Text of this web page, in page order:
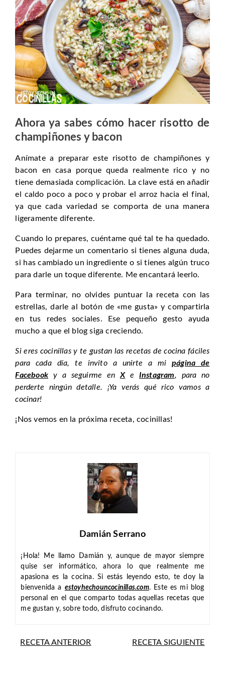
Ahora ya sabes cómo hacer risotto de
champiñones y bacon
Anímate a preparar este risotto de champiñones y
bacon en casa porque queda realmente rico y no
tiene demasiada complicación. La clave está en añadir
el caldo poco a poco y probar el arroz hacia el final,
ya que cada variedad se comporta de una manera
ligeramente diferente.
Cuando lo prepares, cuéntame qué tal te ha quedado.
Puedes dejarme un comentario si tienes alguna duda,
si has cambiado un ingrediente o si tienes algún truco
para darle un toque diferente. Me encantará leerlo.
Para terminar, no olvides puntuar la receta con las
estrellas, darle al botón de «me gusta» y compartirla
en tus redes sociales. Ese pequeño gesto ayuda
mucho a que el blog siga creciendo.
Si eres cocinillas y te gustan las recetas de cocina fáciles
para cada día, te invito a unirte a mipágina de
Facebook y a seguirme enXe Instagram, para no
perderte ningún detalle. ¡Ya verás qué rico vamos a
cocinar!
¡Nos vemos en la próxima receta, cocinillas!
Damián Serrano
¡Hola! Me llamo Damián y, aunque de mayor siempre
quise ser informático, ahora lo que realmente me
apasiona es la cocina. Si estás leyendo esto, te doy la
bienvenida a estoyhechouncocinillas.com. Este es mi blog
personal en el que comparto todas aquellas recetas que
me gustan y, sobre todo, disfruto cocinando.
RECETA ANTERIOR RECETA SIGUIENTE